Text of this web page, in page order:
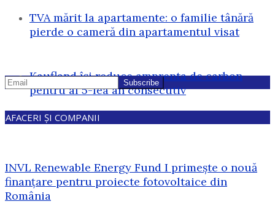
TVA mărit la apartamente: o familie tânără
pierde o cameră din apartamentul visat
Kaufland își reduce amprenta de carbon
pentru al 5-lea an consecutiv
AFACERI ȘI COMPANII
INVL Renewable Energy Fund I primește o nouă
finanțare pentru proiecte fotovoltaice din
România